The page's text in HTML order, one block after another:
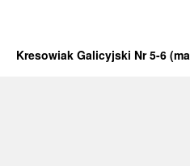
Kresowiak Galicyjski Nr 5-6